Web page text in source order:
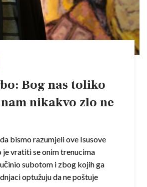
Bog nas toliko
nikakvo zlo ne
bismo razumjeli ove Isusove
vratiti se onim trenucima
subotom i zbog kojih ga
optužuju da ne poštuje